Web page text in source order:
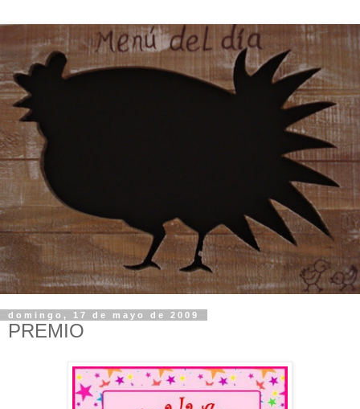
domingo, 17 de mayo de 2009
PREMIO